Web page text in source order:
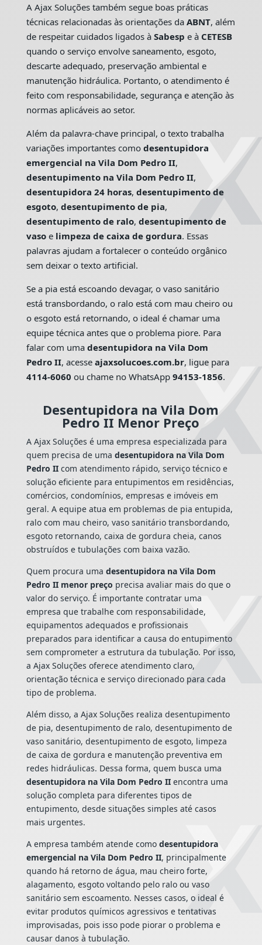
A Ajax Soluções também segue boas práticas
técnicas relacionadas às orientações da ABNT, além
de respeitar cuidados ligados à Sabesp e à CETESB
quando o serviço envolve saneamento, esgoto,
descarte adequado, preservação ambiental e
manutenção hidráulica. Portanto, o atendimento é
feito com responsabilidade, segurança e atenção às
normas aplicáveis ao setor.
Além da palavra-chave principal, o texto trabalha
variações importantes como desentupidora
emergencial na Vila Dom Pedro II,
desentupimento na Vila Dom Pedro II,
desentupidora 24 horas, desentupimento de
esgoto, desentupimento de pia,
desentupimento de ralo, desentupimento de
vasoe limpeza de caixa de gordura. Essas
palavras ajudam a fortalecer o conteúdo orgânico
sem deixar o texto artificial.
Se a pia está escoando devagar, o vaso sanitário
está transbordando, o ralo está com mau cheiro ou
o esgoto está retornando, o ideal é chamar uma
equipe técnica antes que o problema piore. Para
falar com uma desentupidora na Vila Dom
Pedro II, acesse ajaxsolucoes.com.br, ligue para
4114-6060 ou chame no WhatsApp 94153-1856.
Desentupidora na Vila Dom
Pedro II Menor Preço
A Ajax Soluções é uma empresa especializada para
quem precisa de uma desentupidora na Vila Dom
Pedro IIcom atendimento rápido, serviço técnico e
solução eficiente para entupimentos em residências,
comércios, condomínios, empresas e imóveis em
geral. A equipe atua em problemas de pia entupida,
ralo com mau cheiro, vaso sanitário transbordando,
esgoto retornando, caixa de gordura cheia, canos
obstruídos e tubulações com baixa vazão.
Quem procura uma desentupidora na Vila Dom
Pedro II menor preço precisa avaliar mais do que o
valor do serviço. É importante contratar uma
empresa que trabalhe com responsabilidade,
equipamentos adequados e profissionais
preparados para identificar a causa do entupimento
sem comprometer a estrutura da tubulação. Por isso,
a Ajax Soluções oferece atendimento claro,
orientação técnica e serviço direcionado para cada
tipo de problema.
Além disso, a Ajax Soluções realiza desentupimento
de pia, desentupimento de ralo, desentupimento de
vaso sanitário, desentupimento de esgoto, limpeza
de caixa de gordura e manutenção preventiva em
redes hidráulicas. Dessa forma, quem busca uma
desentupidora na Vila Dom Pedro IIencontra uma
solução completa para diferentes tipos de
entupimento, desde situações simples até casos
mais urgentes.
A empresa também atende como desentupidora
emergencial na Vila Dom Pedro II, principalmente
quando há retorno de água, mau cheiro forte,
alagamento, esgoto voltando pelo ralo ou vaso
sanitário sem escoamento. Nesses casos, o ideal é
evitar produtos químicos agressivos e tentativas
improvisadas, pois isso pode piorar o problema e
causar danos à tubulação.